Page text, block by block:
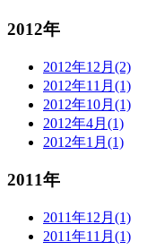
2012年
2012年12月(2)
2012年11月(1)
2012年10月(1)
2012年4月(1)
2012年1月(1)
2011年
2011年12月(1)
2011年11月(1)